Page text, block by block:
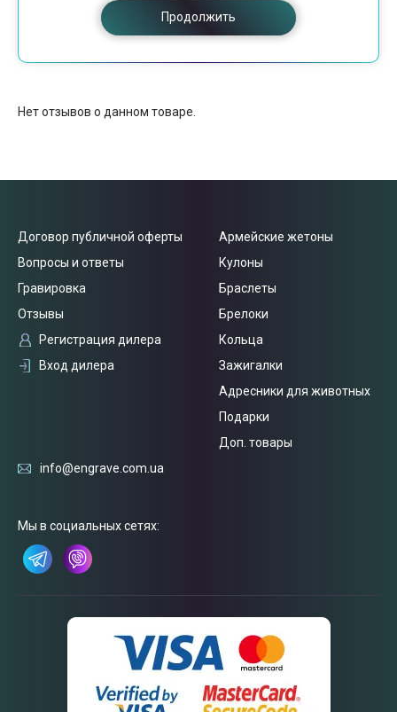
Продолжить
Нет отзывов о данном товаре.
Договор публичной оферты
Вопросы и ответы
Гравировка
Отзывы
Регистрация дилера
Вход дилера
Армейские жетоны
Кулоны
Браслеты
Брелоки
Кольца
Зажигалки
Адресники для животных
Подарки
Доп. товары
info@engrave.com.ua
Мы в социальных сетях: